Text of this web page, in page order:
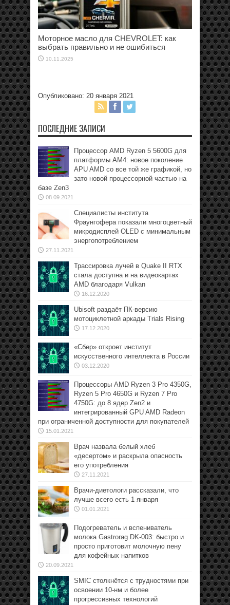
Моторное масло для CHEVROLET: как
выбрать правильно и не ошибиться
10.11.2025
Опубликовано: 20 января 2021
ПОСЛЕДНИЕ ЗАПИСИ
Процессор AMD Ryzen 5 5600G для
платформы АМ4: новое поколение
APU AMD со все той же графикой, но
зато новой процессорной частью на
базе Zen3
08.09.2021
Специалисты института
Фраунгофера показали многоцветный
микродисплей OLED с минимальным
энергопотреблением
27.11.2021
Трассировка лучей в Quake II RTX
стала доступна и на видеокартах
AMD благодаря Vulkan
16.12.2020
Ubisoft раздаёт ПК-версию
мотоциклетной аркады Trials Rising
17.12.2020
«Сбер» откроет институт
искусственного интеллекта в России
03.12.2020
Процессоры AMD Ryzen 3 Pro 4350G,
Ryzen 5 Pro 4650G и Ryzen 7 Pro
4750G: до 8 ядер Zen2 и
интегрированный GPU AMD Radeon
при ограниченной доступности для покупателей
15.01.2021
Врач назвала белый хлеб
«десертом» и раскрыла опасность
его употребления
27.11.2021
Врачи-диетологи рассказали, что
лучше всего есть 1 января
01.01.2021
Подогреватель и вспениватель
молока Gastrorag DK-003: быстро и
просто приготовит молочную пену
для кофейных напитков
20.09.2021
SMIC столкнётся с трудностями при
освоении 10-нм и более
прогрессивных технологий